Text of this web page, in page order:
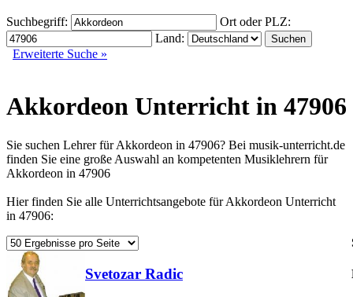
Suchbegriff:
Ort oder PLZ:
Land:
Erweiterte Suche »
Akkordeon Unterricht in 47906
Sie suchen Lehrer für Akkordeon in 47906? Bei musik-unterricht.de
finden Sie eine große Auswahl an kompetenten Musiklehrern für
Akkordeon in 47906
Hier finden Sie alle Unterrichtsangebote für Akkordeon Unterricht
in 47906:
Svetozar Radic